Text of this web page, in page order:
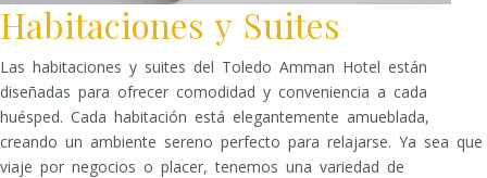
Habitaciones y Suites
Las habitaciones y suites del Toledo Amman Hotel están
diseñadas para ofrecer comodidad y conveniencia a cada
huésped. Cada habitación está elegantemente amueblada,
creando un ambiente sereno perfecto para relajarse. Ya sea que
viaje por negocios o placer, tenemos una variedad de